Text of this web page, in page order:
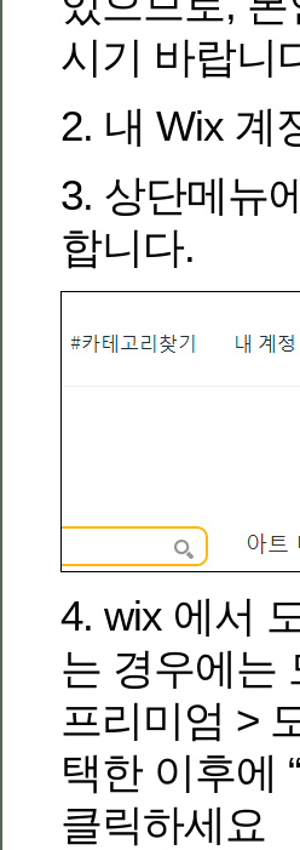
시기 바랍니
2. 내 Wix 계
3. 상단메뉴
합니다.
4. wix 에서
는 경우에는
프리미엄 >
택한 이후에
클릭하세요